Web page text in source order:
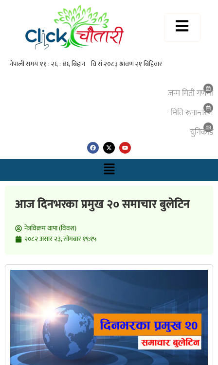
जन्म मिती गणना
मिति रूपान्तरण
युनिकाेड
आज दिनभरका प्रमुख २० समाचार बुलेटिन
नेत्रविक्रम थापा (विवश)
२०८२ असार २३, सोमबार १९:१५